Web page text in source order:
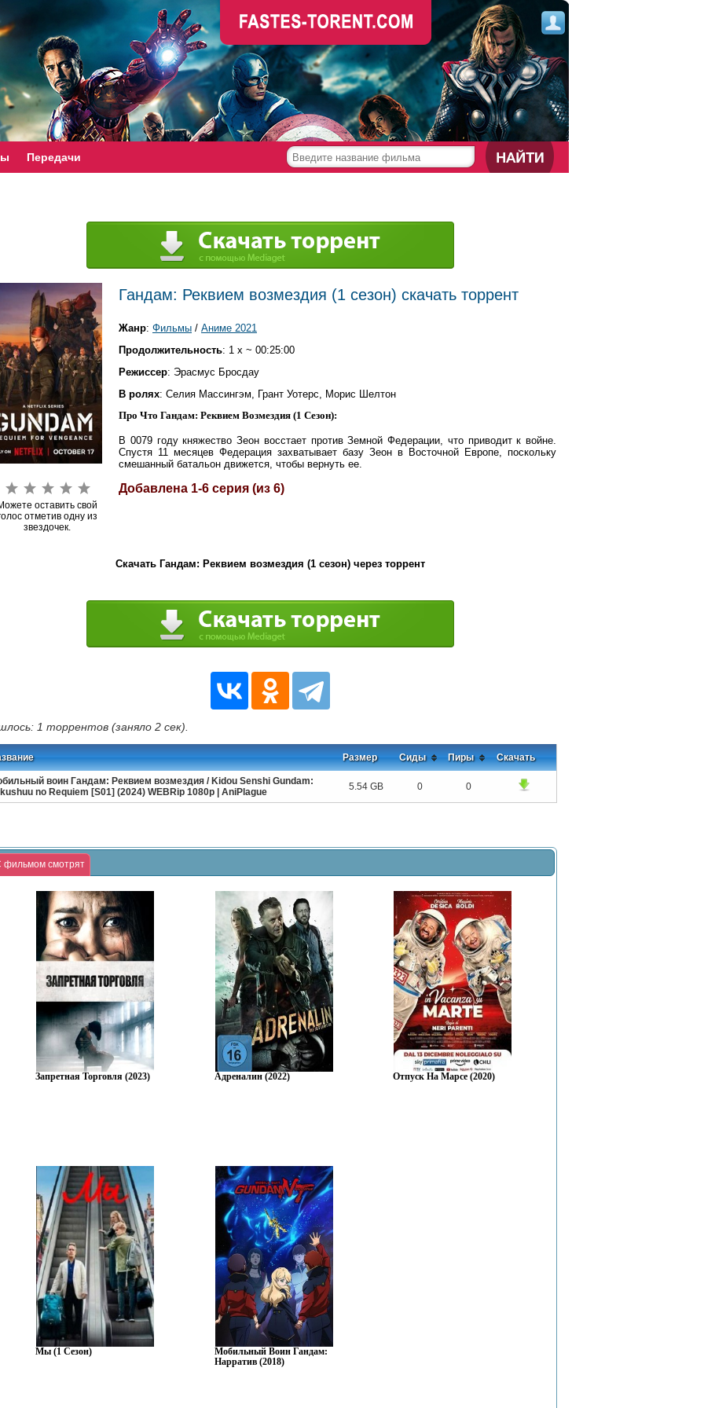
Передачи
оставить свой
отметив одну из
звездочек.
Гандам: Реквием возмездия (1 сезон) скачать торрент
Жанр: Фильмы / Аниме 2021
Продолжительность: 1 x ~ 00:25:00
Режиссер: Эрасмус Бросдау
В ролях: Селия Массингэм, Грант Уотерс, Морис Шелтон
Про Что Гандам: Реквием Возмездия (1 Сезон):
В 0079 году княжество Зеон восстает против Земной Федерации, что приводит к войне.
Спустя 11 месяцев Федерация захватывает базу Зеон в Восточной Европе, поскольку
смешанный батальон движется, чтобы вернуть ее.
Добавлена 1-6 серия (из 6)
Скачать Гандам: Реквием возмездия (1 сезон) через торрент
1 торрентов (заняло 2 сек).
Размер Сиды Пиры Скачать
воин Гандам: Реквием возмездия / Kidou Senshi Gundam:
no Requiem [S01] (2024) WEBRip 1080p | AniPlague
5.54 GB 0 0
фильмом смотрят
Запретная Торговля (2023) Адреналин (2022) Отпуск На Марсе (2020)
Мы (1 Сезон)
Мобильный Воин Гандам:
Нарратив (2018)